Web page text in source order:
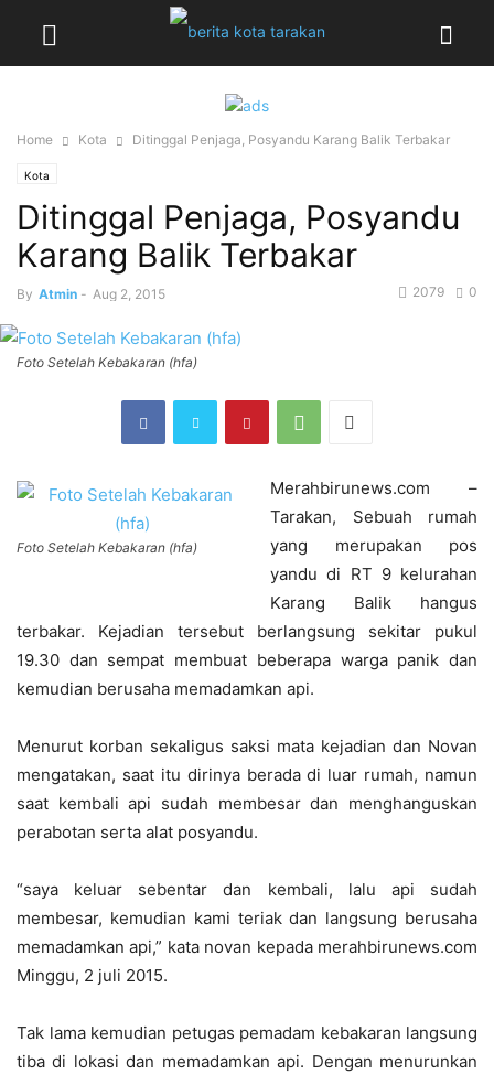
Home Kota Ditinggal Penjaga, Posyandu Karang Balik Terbakar
Kota
Ditinggal Penjaga, Posyandu
Karang Balik Terbakar
By Atmin - Aug 2, 2015 0
2079
Foto Setelah Kebakaran (hfa)
Foto Setelah Kebakaran (hfa)
Merahbirunews.com –
Tarakan, Sebuah rumah
yang merupakan pos
yandu di RT 9 kelurahan
Karang Balik hangus
terbakar. Kejadian tersebut berlangsung sekitar pukul
19.30 dan sempat membuat beberapa warga panik dan
kemudian berusaha memadamkan api.
Menurut korban sekaligus saksi mata kejadian dan Novan
mengatakan, saat itu dirinya berada di luar rumah, namun
saat kembali api sudah membesar dan menghanguskan
perabotan serta alat posyandu.
“saya keluar sebentar dan kembali, lalu api sudah
membesar, kemudian kami teriak dan langsung berusaha
memadamkan api,” kata novan kepada merahbirunews.com
Minggu, 2 juli 2015.
Tak lama kemudian petugas pemadam kebakaran langsung
tiba di lokasi dan memadamkan api. Dengan menurunkan